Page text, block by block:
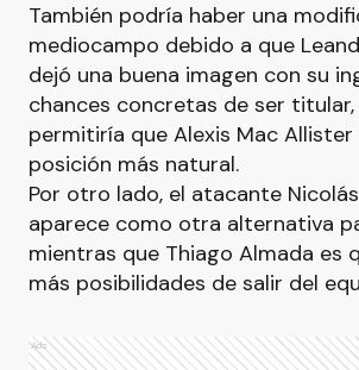
También podría haber una
mediocampo debido a que
dejó una buena imagen con su
chances concretas de ser
permitiría que Alexis Mac Allister
posición más natural.
Por otro lado, el atacante
aparece como otra alternativa
mientras que Thiago Almada es
más posibilidades de salir del
Ads